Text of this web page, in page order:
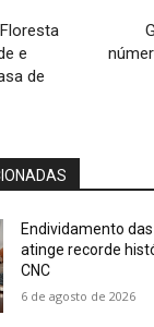
e
de
Endividamento
atinge recorde
CNC
6 de agosto de 2026